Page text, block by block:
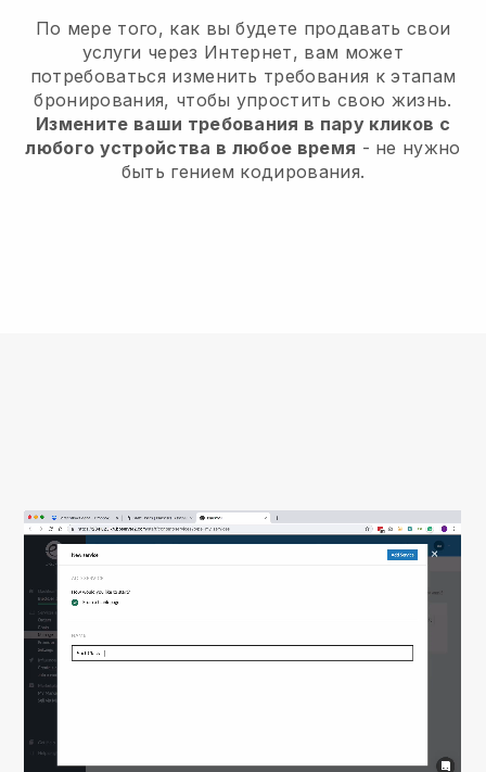
По мере того, как вы будете продавать свои
услуги через Интернет, вам может
потребоваться изменить требования к этапам
бронирования, чтобы упростить свою жизнь.
Измените ваши требования в пару кликов с
любого устройства в любое время - не нужно
быть гением кодирования.